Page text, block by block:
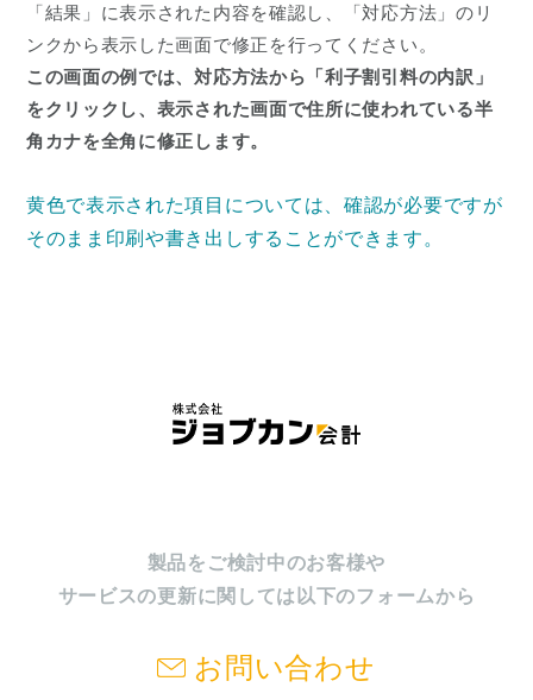
「結果」に表示された内容を確認し、「対応方法」のリ
ンクから表示した画面で修正を行ってください。
この画面の例では、対応方法から「利子割引料の内訳」
をクリックし、表示された画面で住所に使われている半
角カナを全角に修正します。
黄色で表示された項目については、確認が必要ですが
そのまま印刷や書き出しすることができます。
製品をご検討中のお客様や
サービスの更新に関しては以下のフォームから
お問い合わせ